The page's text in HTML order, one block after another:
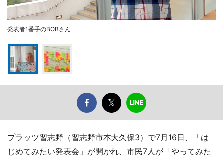
発表者1番手のBOBさん
プラッツ習志野（習志野市本大久保3）で7月16日、「は
じめてみたい発表会」が開かれ、市民7人が「やってみた